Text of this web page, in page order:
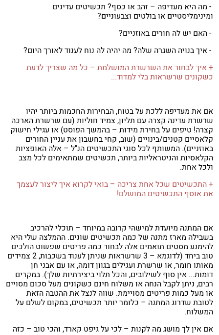
- מה היא מעדיפה – זהב או כסף? תכשיטים עדינים
ומינימליסטיים או בולטים וצבעוניים?
- האם יש לה חורים באוזניים?
- איך בנויה השגרה שלה? מה יהיה לה נוח לענוד לאורך היום?
+ איך לבחור את השרשרת המושלמת – כל מה שצריך לדעת
כשקונים שרשראות בלי למדוד...
אם את מעדיפה ללכת על בטוח, הבחירות החכמות ביותר יהיו
שרשרת עדינה קצרה עם תליון, צמיד חוליות (עם שרשרת הארכה
קצרה! טיפים על בחירת מידות – בהמשך הפוסט) או עגילי חישוק
קלאסיים קטנים/בינויים (שוב, קחי בחשבון את עניין החורים
באוזניים). המשותף לכל סוגי התכשיטים הנ"ל – אלה האופציות
הקלאסיות והניטראליות ביותר, תכשיטים שמתאימים לכל מצב
ולכל אחת.
+ התכשיטים שכל אחת צריכה – בואי לקרוא איך ליצור לעצמך
את אוסף התכשיטים המושלם!
אם המתנה מיועדת למישהי קרובה במיוחד – תוכלי להרכיב
בשבילה מארז מתנה של כמה תכשיטים שונים. ההמלצה שלי היא
להימנע מסטים תואמים אלה לבחור כמה פריטים שפשוט הולכים
טוב ביחד (לדוגמא – 3 שרשראות שניתן לענוד בשכבות, 2 צמידים
מאותו חומר, או שרשרת ועגילים בגוון דומה, או עם אבני חן
דומות... אין סוף לשילובים, והכל תלוי ביצירתיות שלך). במקרים
רבים, ניתן לקבל הנחה או משלוח חינם כשקונים מעל סכום מסויים
או מעל כמות פריטים מסויימת. שווה לנצל את ההטבה הזאת
לטובת שדרוג המתנה – כלומר יותר תכשיטים, במקום לשלם על
המשלוח.
אם אין לך מושג מה לקנות – לכי על גיפט קארד, והכי טוב – כזה